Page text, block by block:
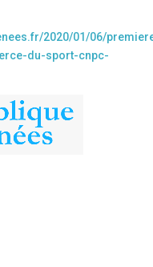
2020/01/06/
du-sport-cnpc-